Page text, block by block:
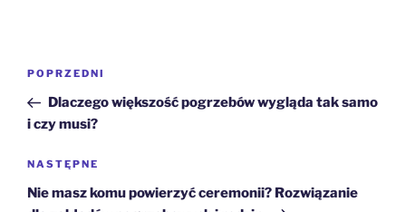
Nawigacja
Poprzedni
wpis
POPRZEDNI
Dlaczego większość pogrzebów wygląda tak samo
i czy musi?
Następny
wpis
NASTĘPNE
Nie masz komu powierzyć ceremonii? Rozwiązanie